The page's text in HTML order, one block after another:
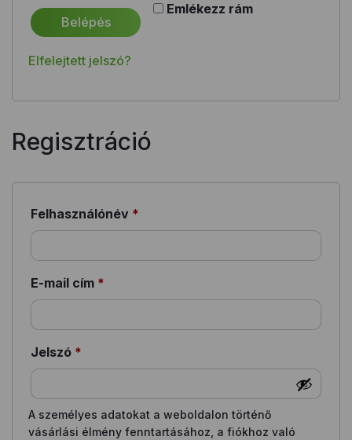
Emlékezz rám
Belépés
Elfelejtett jelszó?
Regisztráció
Felhasználónév *
E-mail cím *
Jelszó *
A személyes adatokat a weboldalon történő
vásárlási élmény fenntartásához, a fiókhoz való